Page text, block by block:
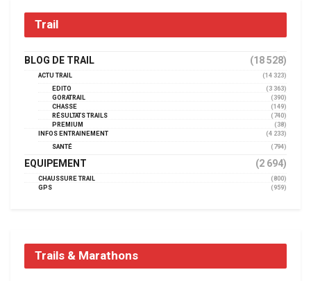
Trail
BLOG DE TRAIL (18 528)
ACTU TRAIL
(14 323)
EDITO
(3 363)
GORATRAIL
(390)
CHASSE
(149)
RÉSULTATS TRAILS
(740)
PREMIUM
(38)
INFOS ENTRAINEMENT
(4 233)
SANTÉ
(794)
EQUIPEMENT (2 694)
CHAUSSURE TRAIL
(800)
GPS
(959)
Trails & Marathons